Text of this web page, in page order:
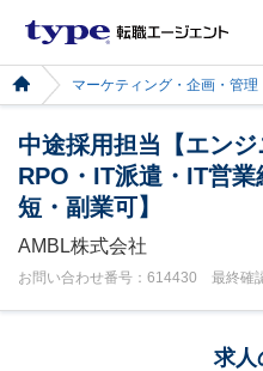
マーケティング・企画・管理
中途採用担当【エンジ
RPO・IT派遣・IT営
短・副業可】
AMBL株式会社
お問い合わせ番号：614430 最終確
求人